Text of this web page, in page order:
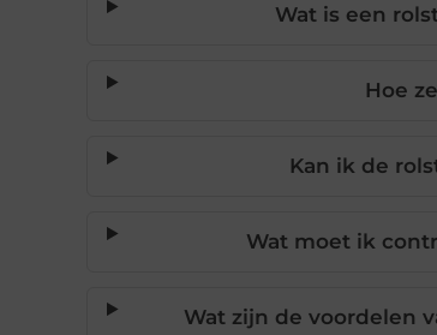
Wat is een
Hoe
Kan ik de
Wat moet ik
Wat zijn de voordelen